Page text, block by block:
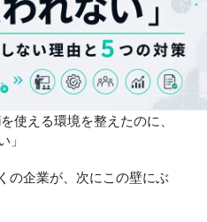
使える環境を整えたのに、
」
の企業が、次にこの壁にぶ